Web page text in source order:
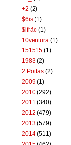
+2 (2)
$6is (1)
$ifrão (1)
10ventura (1)
151515 (1)
1983 (2)
2 Portas (2)
2009 (1)
2010 (292)
2011 (340)
2012 (479)
2013 (579)
2014 (511)